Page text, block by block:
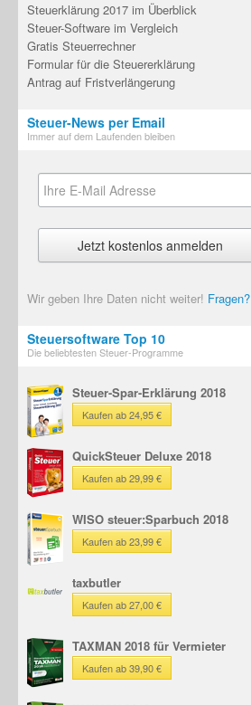
Steuerklärung 2017 im Überblick
Steuer-Software im Vergleich
Gratis Steuerrechner
Formular für die Steuererklärung
Antrag auf Fristverlängerung
Steuer-News per Email
Immer auf dem Laufenden bleiben
Wir geben Ihre Daten nicht weiter! Fragen?
Steuersoftware Top 10
Die beliebtesten Steuer-Programme
Steuer-Spar-Erklärung 2018
Kaufen ab 24,95 €
QuickSteuer Deluxe 2018
Kaufen ab 29,99 €
WISO steuer:Sparbuch 2018
Kaufen ab 23,99 €
taxbutler
Kaufen ab 27,00 €
TAXMAN 2018 für Vermieter
Kaufen ab 39,90 €